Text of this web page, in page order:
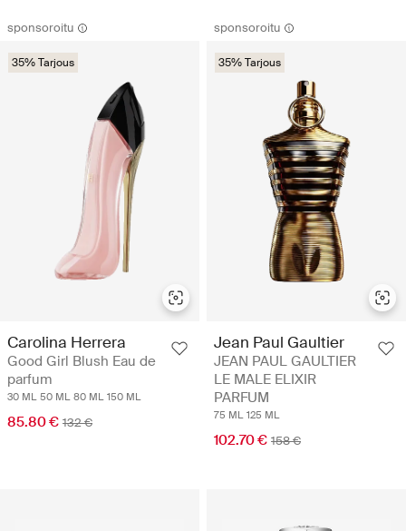
sponsoroitu
35% Tarjous
Carolina Herrera
Good Girl Blush Eau de
parfum
30 ML 50 ML 80 ML 150 ML
85.80 € 132 €
sponsoroitu
35% Tarjous
Jean Paul Gaultier
JEAN PAUL GAULTIER
LE MALE ELIXIR
PARFUM
75 ML 125 ML
102.70 € 158 €